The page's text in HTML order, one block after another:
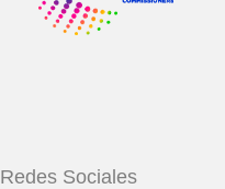
Redes Sociales